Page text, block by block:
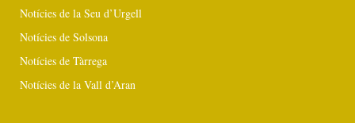
Notícies de la Seu d’Urgell
Notícies de Solsona
Notícies de Tàrrega
Notícies de la Vall d’Aran